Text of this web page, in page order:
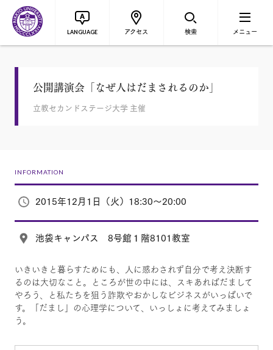
LANGUAGE アクセス 検索 メニュー
公開講演会「なぜ人はだまされるのか」
立教セカンドステージ大学 主催
INFORMATION
2015年12月1日（火）18:30～20:00
池袋キャンパス 8号館１階8101教室
いきいきと暮らすためにも、人に惑わされず自分で考え決断す
るのは大切なこと。ところが世の中には、スキあればだまして
やろう、と私たちを狙う詐欺やおかしなビジネスがいっぱいで
す。「だまし」の心理学について、いっしょに考えてみましょ
う。